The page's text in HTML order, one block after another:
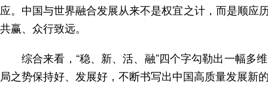
应。中国与世界融合发展从来不是权宜之计，而是顺
共赢、众行致远。
综合来看，“稳、新、活、融”四个字勾勒出一幅
局之势保持好、发展好，不断书写出中国高质量发展新